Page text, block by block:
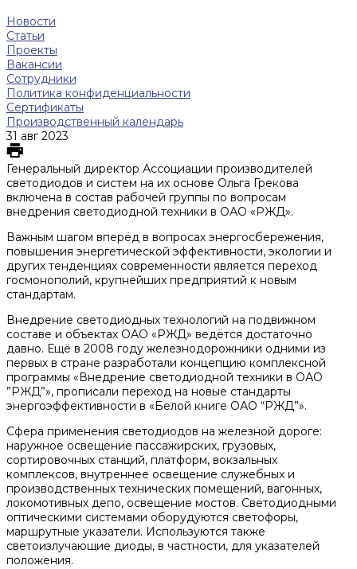
Новости
Статьи
Проекты
Вакансии
Сотрудники
Политика конфиденциальности
Сертификаты
Производственный календарь
31 авг 2023
Генеральный директор Ассоциации производителей
светодиодов и систем на их основе Ольга Грекова
включена в состав рабочей группы по вопросам
внедрения светодиодной техники в ОАО «РЖД».
Важным шагом вперёд в вопросах энергосбережения,
повышения энергетической эффективности, экологии и
других тенденциях современности является переход
госмонополий, крупнейших предприятий к новым
стандартам.
Внедрение светодиодных технологий на подвижном
составе и объектах ОАО «РЖД» ведётся достаточно
давно. Ещё в 2008 году железнодорожники одними из
первых в стране разработали концепцию комплексной
программы «Внедрение светодиодной техники в ОАО
”РЖД”», прописали переход на новые стандарты
энергоэффективности в «Белой книге ОАО “РЖД”».
Сфера применения светодиодов на железной дороге:
наружное освещение пассажирских, грузовых,
сортировочных станций, платформ, вокзальных
комплексов, внутреннее освещение служебных и
производственных технических помещений, вагонных,
локомотивных депо, освещение мостов. Светодиодными
оптическими системами оборудуются светофоры,
маршрутные указатели. Используются также
светоизлучающие диоды, в частности, для указателей
положения.